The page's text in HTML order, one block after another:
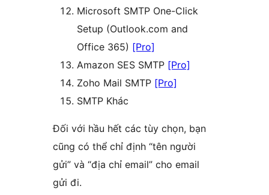
Microsoft SMTP One-Click
Setup (Outlook.com and
Office 365) [Pro]
Amazon SES SMTP [Pro]
Zoho Mail SMTP [Pro]
SMTP Khác
Đối với hầu hết các tùy chọn, bạn
cũng có thể chỉ định “tên người
gửi” và “địa chỉ email” cho email
gửi đi.